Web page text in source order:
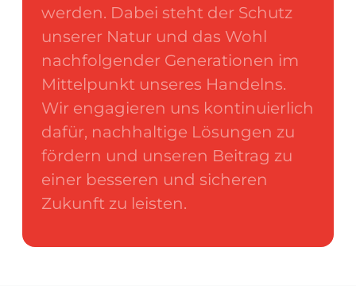
werden. Dabei steht der Schutz
unserer Natur und das Wohl
nachfolgender Generationen im
Mittelpunkt unseres Handelns.
Wir engagieren uns kontinuierlich
dafür, nachhaltige Lösungen zu
fördern und unseren Beitrag zu
einer besseren und sicheren
Zukunft zu leisten.